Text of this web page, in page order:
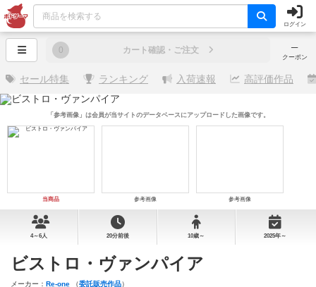
ログイン
─
クーポン
0 カート確認・ご注文
セール特集 ランキング 入荷速報 高評価作品
当商品 参考画像 参考画像
「参考画像」は会員が当サイトのデータベースにアップロードした画像です。
4～6人 20分前後 10歳～ 2025年～
ビストロ・ヴァンパイア
メーカー： Re-one （委託販売作品）